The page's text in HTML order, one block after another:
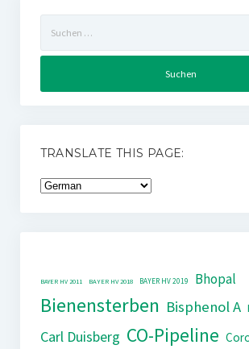
nach:
TRANSLATE THIS PAGE:
BAYER HV 2011 BAYER HV 2018 BAYER HV 2019 Bhopal
Bienensterben Bisphenol A
Carl Duisberg CO-Pipeline